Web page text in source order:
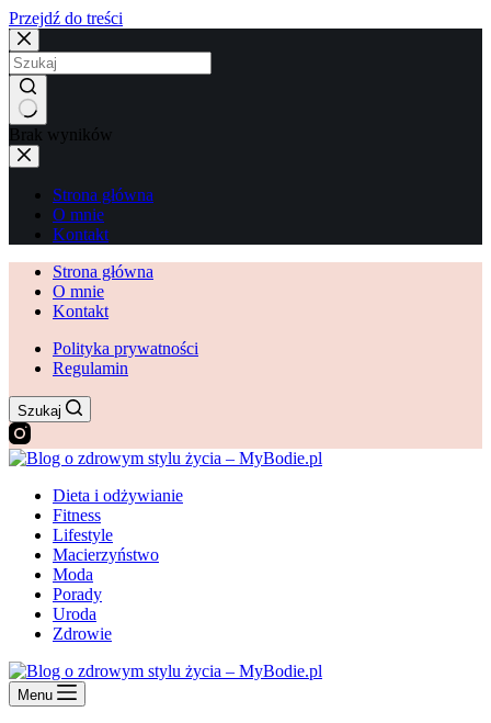
Przejdź do treści
Brak wyników
Strona główna
O mnie
Kontakt
Strona główna
O mnie
Kontakt
Polityka prywatności
Regulamin
Szukaj
Dieta i odżywianie
Fitness
Lifestyle
Macierzyństwo
Moda
Porady
Uroda
Zdrowie
Menu